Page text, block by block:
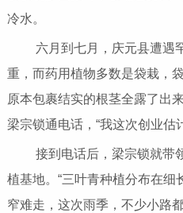
冷水。
六月到七月，庆元县遭遇
重，而药用植物多数是袋栽，
原本包裹结实的根茎全露了出
梁宗锁通电话，“我这次创业估
接到电话后，梁宗锁就带
植基地。“三叶青种植分布在细
窄难走，这次雨季，不少小路